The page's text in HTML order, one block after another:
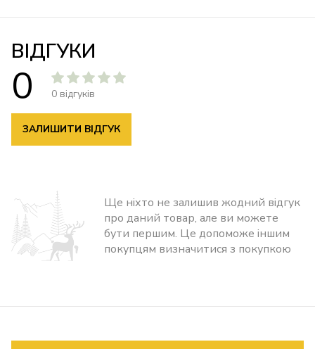
ВІДГУКИ
0 0 відгуків
ЗАЛИШИТИ ВІДГУК
Ще ніхто не залишив жодний відгук
про даний товар, але ви можете
бути першим. Це допоможе іншим
покупцям визначитися з покупкою